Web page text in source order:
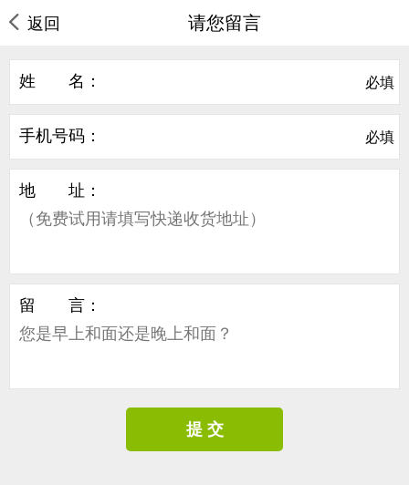
返回 请您留言
姓 名： 必填
手机号码： 必填
地 址：
留 言：
提 交